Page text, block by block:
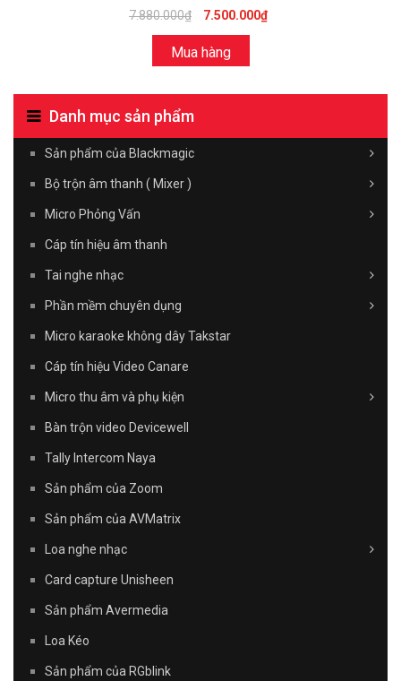
7.880.000₫ 7.500.000₫
Mua hàng
Danh mục sản phẩm
Sản phẩm của Blackmagic
Bộ trộn âm thanh ( Mixer )
Micro Phỏng Vấn
Cáp tín hiệu âm thanh
Tai nghe nhạc
Phần mềm chuyên dụng
Micro karaoke không dây Takstar
Cáp tín hiệu Video Canare
Micro thu âm và phụ kiện
Bàn trộn video Devicewell
Tally Intercom Naya
Sản phẩm của Zoom
Sản phẩm của AVMatrix
Loa nghe nhạc
Card capture Unisheen
Sản phẩm Avermedia
Loa Kéo
Sản phẩm của RGblink